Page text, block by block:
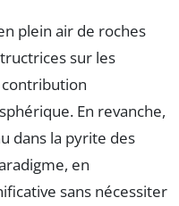
plein air de roches
sur les
contribution
En revanche,
dans la pyrite des
en
sans nécessiter